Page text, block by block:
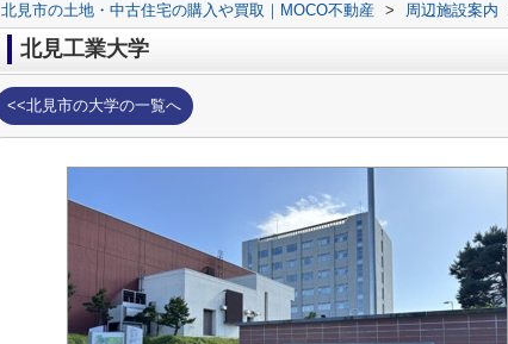
北見市の土地・中古住宅の購入や買取｜MOCO不動産 > 周辺施設案内
北見工業大学
<<北見市の大学の一覧へ